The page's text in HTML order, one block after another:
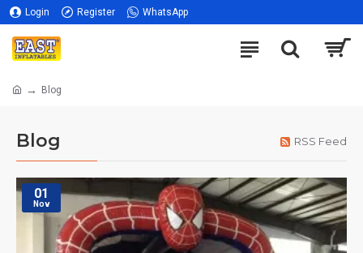
Login Register WhatsApp
Blog
Blog RSS Feed
01
Nov